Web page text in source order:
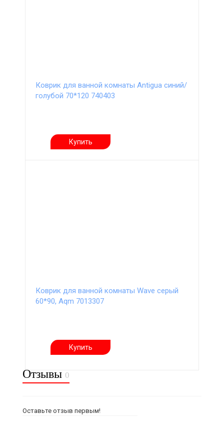
Коврик для ванной комнаты Antigua синий/
голубой 70*120 740403
Купить
Коврик для ванной комнаты Wave серый
60*90, Aqm 7013307
Купить
Отзывы 0
Оставьте отзыв первым!